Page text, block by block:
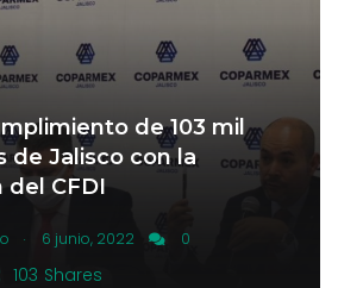
de 103 mil
de Jalisco con la
del CFDI
. 6 junio, 2022
0
Shares
103